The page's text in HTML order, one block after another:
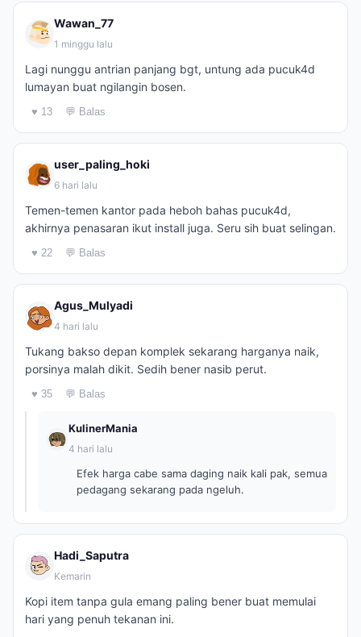
Wawan_77
1 minggu lalu
Lagi nunggu antrian panjang bgt, untung ada pucuk4d
lumayan buat ngilangin bosen.
♥ 13 💬 Balas
user_paling_hoki
6 hari lalu
Temen-temen kantor pada heboh bahas pucuk4d,
akhirnya penasaran ikut install juga. Seru sih buat selingan.
♥ 22 💬 Balas
Agus_Mulyadi
4 hari lalu
Tukang bakso depan komplek sekarang harganya naik,
porsinya malah dikit. Sedih bener nasib perut.
♥ 35 💬 Balas
KulinerMania
4 hari lalu
Efek harga cabe sama daging naik kali pak, semua
pedagang sekarang pada ngeluh.
Hadi_Saputra
Kemarin
Kopi item tanpa gula emang paling bener buat memulai
hari yang penuh tekanan ini.